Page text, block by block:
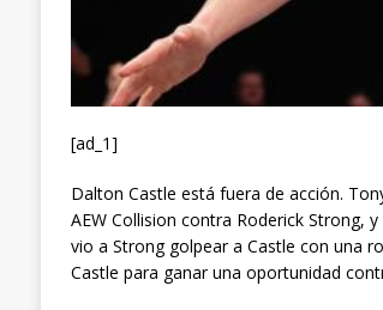
[ad_1]
Dalton Castle está fuera de acción.
AEW Collision contra Roderick Strong,
vio a Strong golpear a Castle con una
Castle para ganar una oportunidad